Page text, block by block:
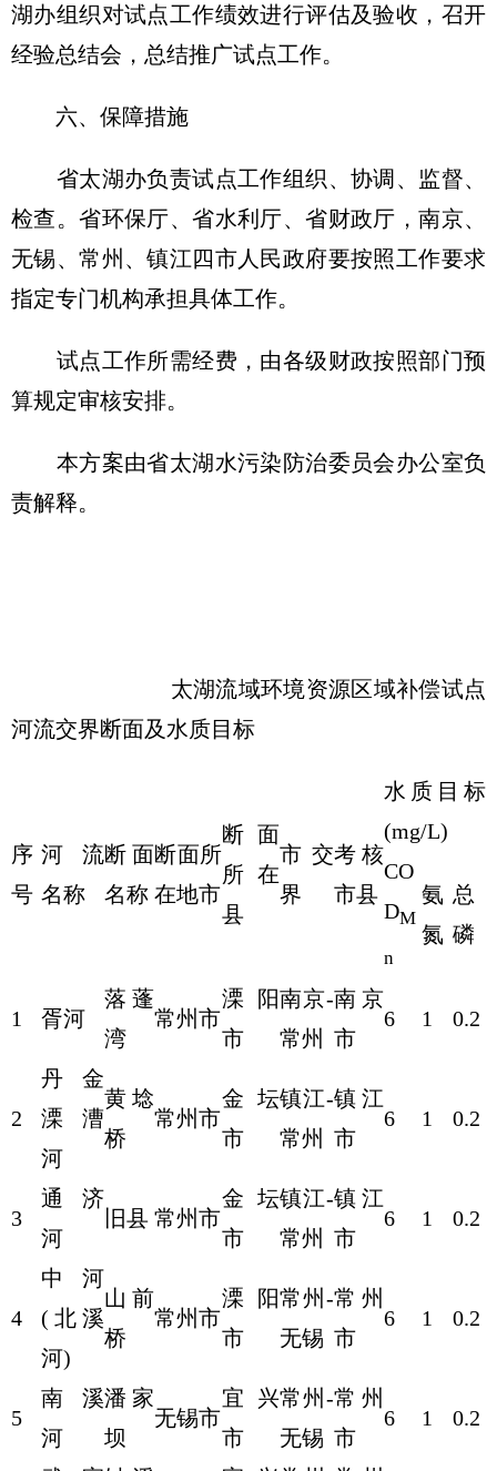
湖办组织对试点工作绩效进行评估及验收，召开
经验总结会，总结推广试点工作。
六、保障措施
省太湖办负责试点工作组织、协调、监督、
检查。省环保厅、省水利厅、省财政厅，南京、
无锡、常州、镇江四市人民政府要按照工作要求
指定专门机构承担具体工作。
试点工作所需经费，由各级财政按照部门预
算规定审核安排。
本方案由省太湖水污染防治委员会办公室负
责解释。
太湖流域环境资源区域补偿试点
河流交界断面及水质目标
序
号
河流
名称
断面
名称
断面所
在地市
断面
所在
县
市交
界
考核
市县
水质目标
(mg/L)
CO
DM
n
氨
氮
总
磷
1 胥河
落蓬
湾
常州市
溧阳
市
南京-
常州
南京
市
6 1 0.2
2
丹金
溧漕
河
黄埝
桥
常州市
金坛
市
镇江-
常州
镇江
市
6 1 0.2
3
通济
河
旧县 常州市
金坛
市
镇江-
常州
镇江
市
6 1 0.2
4
中河
(北溪
河)
山前
桥
常州市
溧阳
市
常州-
无锡
常州
市
6 1 0.2
5
南溪
河
潘家
坝
无锡市
宜兴
市
常州-
无锡
常州
市
6 1 0.2